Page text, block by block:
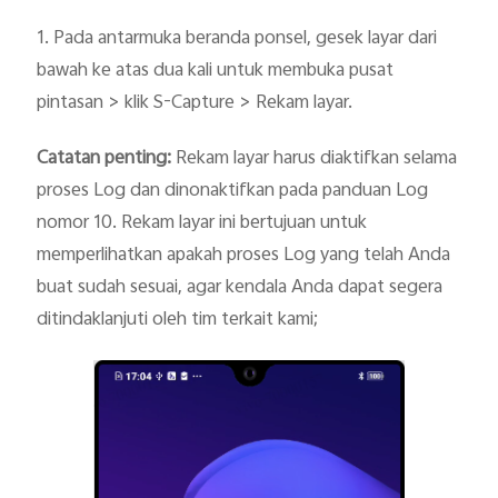
1. Pada antarmuka beranda ponsel, gesek layar dari
bawah ke atas dua kali untuk membuka pusat
pintasan > klik S-Capture > Rekam layar.
Catatan penting:Rekam layar harus diaktifkan selama
proses Log dan dinonaktifkan pada panduan Log
nomor 10. Rekam layar ini bertujuan untuk
memperlihatkan apakah proses Log yang telah Anda
buat sudah sesuai, agar kendala Anda dapat segera
ditindaklanjuti oleh tim terkait kami;